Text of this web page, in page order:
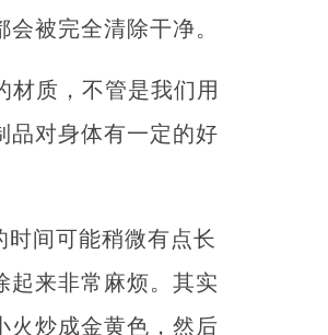
被完全清除干净。
材质，不管是我们用
品对身体有一定的好
间可能稍微有点长
起来非常麻烦。其实
火炒成金黄色，然后